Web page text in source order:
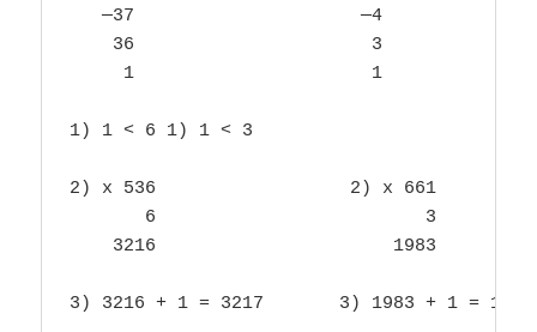
   —37                     —4
    36                      3
     1                      1
1) 1 < 6 1) 1 < 3
2) х 536                  2) х 661
       6                         3
    3216                      1983
3) 3216 + 1 = 3217       3) 1983 + 1 = 1984